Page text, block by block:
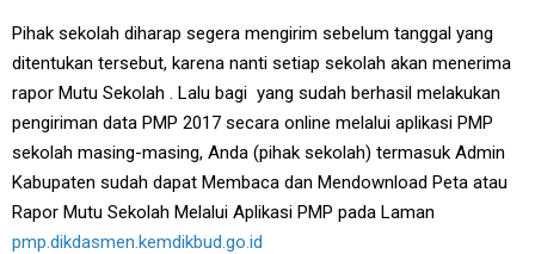
Pihak sekolah diharap segera mengirim sebelum tanggal yang
ditentukan tersebut, karena nanti setiap sekolah akan menerima
rapor Mutu Sekolah . Lalu bagi yang sudah berhasil melakukan
pengiriman data PMP 2017 secara online melalui aplikasi PMP
sekolah masing-masing, Anda (pihak sekolah) termasuk Admin
Kabupaten sudah dapat Membaca dan Mendownload Peta atau
Rapor Mutu Sekolah Melalui Aplikasi PMP pada Laman
pmp.dikdasmen.kemdikbud.go.id